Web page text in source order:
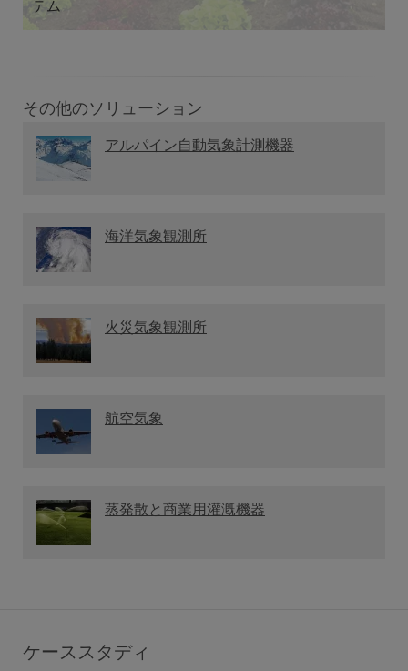
テム
その他のソリューション
アルパイン自動気象計測機器
海洋気象観測所
火災気象観測所
航空気象
蒸発散と商業用灌漑機器
ケーススタディ